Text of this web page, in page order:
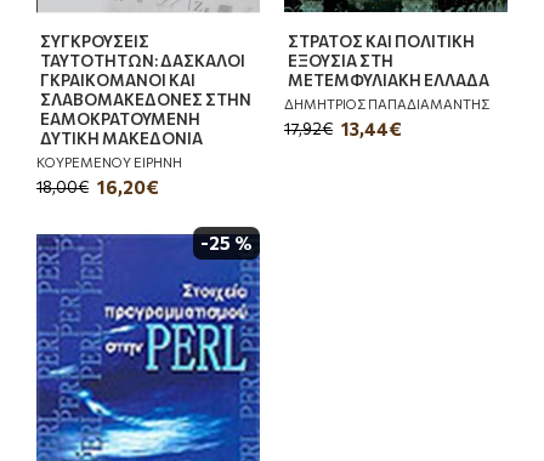
ΣΥΓΚΡΟΥΣΕΙΣ
ΤΑΥΤΟΤΗΤΩΝ: ΔΑΣΚΑΛΟΙ
ΓΚΡΑΙΚΟΜΑΝΟΙ ΚΑΙ
ΣΛΑΒΟΜΑΚΕΔΟΝΕΣ ΣΤΗΝ
ΕΑΜΟΚΡΑΤΟΥΜΕΝΗ
ΔΥΤΙΚΗ ΜΑΚΕΔΟΝΙΑ
ΚΟΥΡΕΜΕΝΟΥ ΕΙΡΗΝΗ
16,20€
18,00€
ΣΤΡΑΤΟΣ ΚΑΙ ΠΟΛΙΤΙΚΗ
ΕΞΟΥΣΙΑ ΣΤΗ
ΜΕΤΕΜΦΥΛΙΑΚΗ ΕΛΛΑΔΑ
ΔΗΜΗΤΡΙΟΣ ΠΑΠΑΔΙΑΜΑΝΤΗΣ
13,44€
17,92€
-25 %